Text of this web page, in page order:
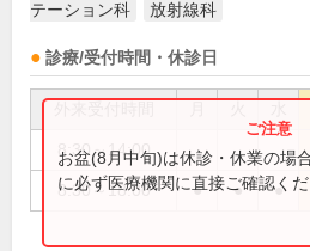
テーション科
放射線科
診療/受付時間・休診日
8:30～14:00
8:30～18:00 ● ● ●
お盆(8月中旬)は休診・休業の場
に必ず医療機関に直接ご確認くだ